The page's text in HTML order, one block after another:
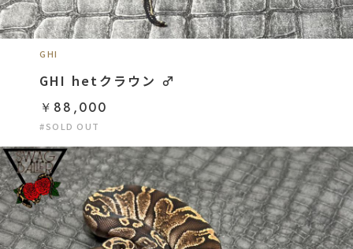
GHI
GHI hetクラウン ♂
￥88,000
#SOLD OUT